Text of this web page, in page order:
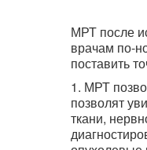
МРТ после
врачам по-
поставить
1. МРТ
позволят
ткани,